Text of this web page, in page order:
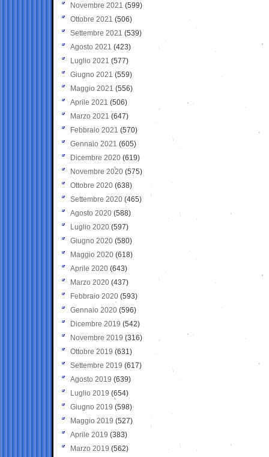
Novembre 2021 (599)
Ottobre 2021 (506)
Settembre 2021 (539)
Agosto 2021 (423)
Luglio 2021 (577)
Giugno 2021(559)
Maggio 2021 (556)
Aprile 2021 (506)
Marzo 2021 (647)
Febbraio 2021 (570)
Gennaio 2021 (605)
Dicembre 2020 (619)
Novembre 2020 (575)
Ottobre 2020 (638)
Settembre 2020(465)
Agosto 2020 (588)
Luglio 2020 (597)
Giugno 2020 (580)
Maggio 2020 (618)
Aprile 2020 (643)
Marzo 2020 (437)
Febbraio 2020 (593)
Gennaio 2020 (596)
Dicembre 2019 (542)
Novembre 2019 (316)
Ottobre 2019 (631)
Settembre 2019 (617)
Agosto 2019 (639)
Luglio 2019 (654)
Giugno 2019 (598)
Maggio 2019 (527)
Aprile 2019 (383)
Marzo 2019 (562)